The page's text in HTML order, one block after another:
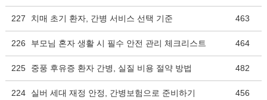
227 치매 초기 환자, 간병 서비스 선택 기준 463
226 부모님 혼자 생활 시 필수 안전 관리 체크리스트 464
225 중풍 후유증 환자 간병, 실질 비용 절약 방법 482
224 실버 세대 재정 안정, 간병보험으로 준비하기 456